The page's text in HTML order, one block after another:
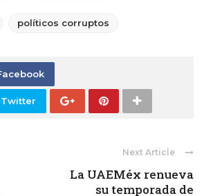
políticos corruptos
Next Article
La UAEMéx renueva
su temporada de